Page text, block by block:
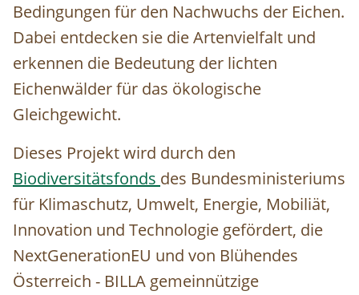
Bedingungen für den Nachwuchs der Eichen.
Dabei entdecken sie die Artenvielfalt und
erkennen die Bedeutung der lichten
Eichenwälder für das ökologische
Gleichgewicht.
Dieses Projekt wird durch den
Biodiversitätsfonds des Bundesministeriums
für Klimaschutz, Umwelt, Energie, Mobiliät,
Innovation und Technologie gefördert, die
NextGenerationEU und von Blühendes
Österreich - BILLA gemeinnützige